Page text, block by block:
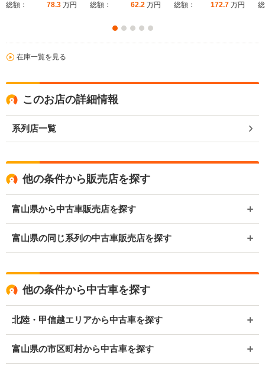
総額：
78.3 万円
総額：
62.2 万円
総額：
172.7 万円
在庫一覧を見る
このお店の詳細情報
系列店一覧
他の条件から販売店を探す
富山県から中古車販売店を探す
富山県の同じ系列の中古車販売店を探す
他の条件から中古車を探す
北陸・甲信越エリアから中古車を探す
富山県の市区町村から中古車を探す